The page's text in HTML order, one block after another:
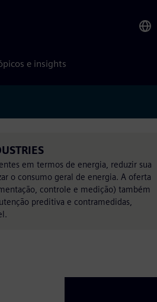
e insights
em termos de energia, reduzir sua
o consumo geral de energia. A oferta
controle e medição) também
preditiva e contramedidas,